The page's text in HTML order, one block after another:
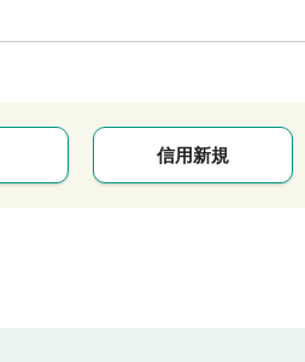
信用新規